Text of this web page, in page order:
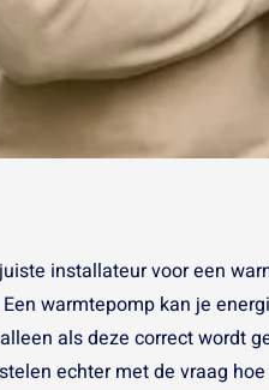
installateur voor een
warmtepomp kan je
als deze correct wordt
echter met de vraag